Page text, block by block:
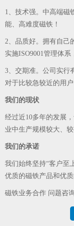
1、技术强。中高端磁
能、高难度磁铁！
2、品质好。拥有自己
实施ISO9001管理体系
3、交期准。公司实行
对于比较急较近的用
我们的现状
经过近10多年的发展
业中生产规模较大、
我们的承诺
我们始终坚持“客户至
优质的磁铁产品和优质
磁铁业务合作 问题咨